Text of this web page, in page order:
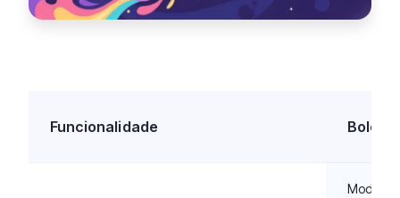
Funcionalidade Boloo
Modelo